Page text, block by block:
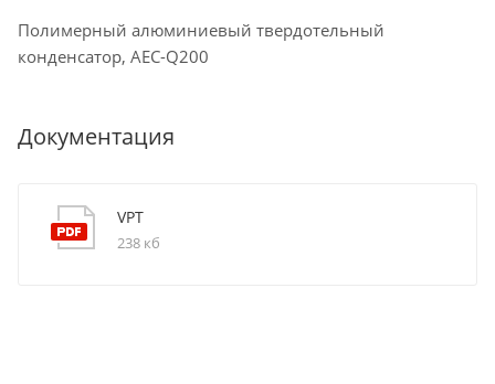
Полимерный алюминиевый твердотельный
конденсатор, AEC-Q200
Документация
VPT
238 кб